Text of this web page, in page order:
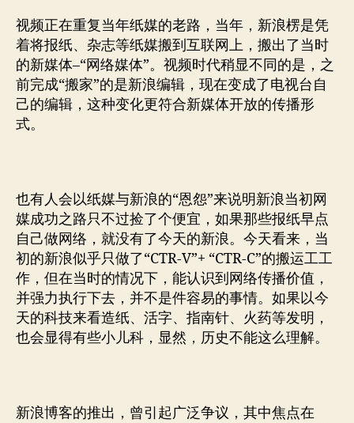
视频正在重复当年纸媒的老路，当年，新浪楞是凭
着将报纸、杂志等纸媒搬到互联网上，搬出了当时
的新媒体–“网络媒体”。视频时代稍显不同的是，之
前完成“搬家”的是新浪编辑，现在变成了电视台自
己的编辑，这种变化更符合新媒体开放的传播形
式。
也有人会以纸媒与新浪的“恩怨”来说明新浪当初网
媒成功之路只不过捡了个便宜，如果那些报纸早点
自己做网络，就没有了今天的新浪。今天看来，当
初的新浪似乎只做了“CTR-V”+ “CTR-C”的搬运工工
作，但在当时的情况下，能认识到网络传播价值，
并强力执行下去，并不是件容易的事情。如果以今
天的科技来看造纸、活字、指南针、火药等发明，
也会显得有些小儿科，显然，历史不能这么理解。
新浪博客的推出，曾引起广泛争议，其中焦点在